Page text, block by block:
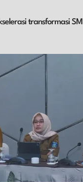
transformasi